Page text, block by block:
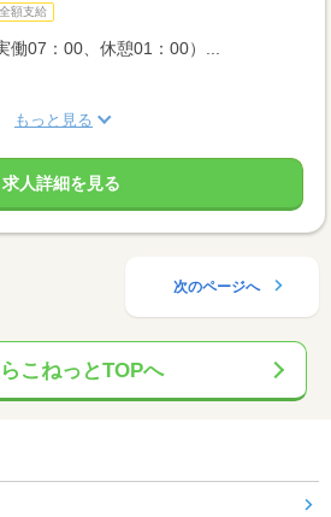
額支給
働07：00、休憩01：00）...
もっと見る
求人詳細を見る
次のページへ
こねっとTOPへ